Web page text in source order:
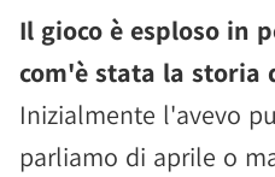
Il gioco è esploso in
com'è stata la storia
Inizialmente l'avevo
parliamo di aprile o